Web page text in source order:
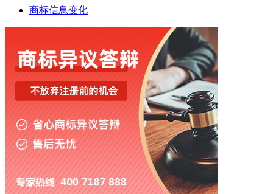
商标信息变化